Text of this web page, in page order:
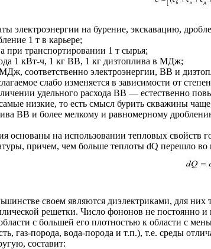
электроэнергии на бурение, экскавацию,
1 т в карьере;
при транспортировании 1 т сырья;
1 кВт-ч, 1 кг BB, 1 кг дизтоплива в МДж;
соответственно электроэнергии, BB и
слабо изменяется в зависимости от
удельного расхода BB — естественно
низкие, то есть смысл бурить скважины
BB и более мелкому и равномерному
основаны на использовании тепловых свойств
причем, чем больше теплоты dQ перешло
своем являются диэлектриками, для
решетки. Число фононов не постоянно
с большей его плотностью к области с
газ-порода, вода-порода и т.п.), т.е. среды
составит: